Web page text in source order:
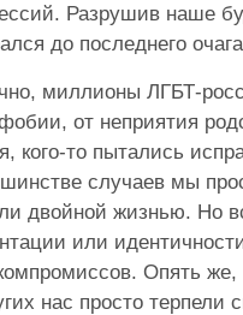
Разрушив наше
до последнего
миллионы ЛГБТ-
от неприятия
кого-то пытались
случаев мы
двойной жизнью. Но
или
Опять
нас просто терпели